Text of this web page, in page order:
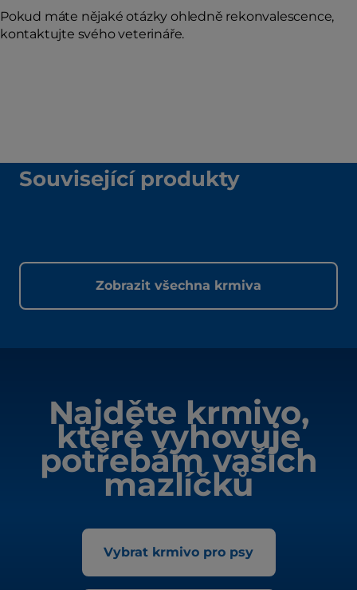
Pokud máte nějaké otázky ohledně rekonvalescence,
kontaktujte svého veterináře.
Související produkty
Zobrazit všechna krmiva
Najděte krmivo,
které vyhovuje
potřebám vašich
mazlíčků
Vybrat krmivo pro psy